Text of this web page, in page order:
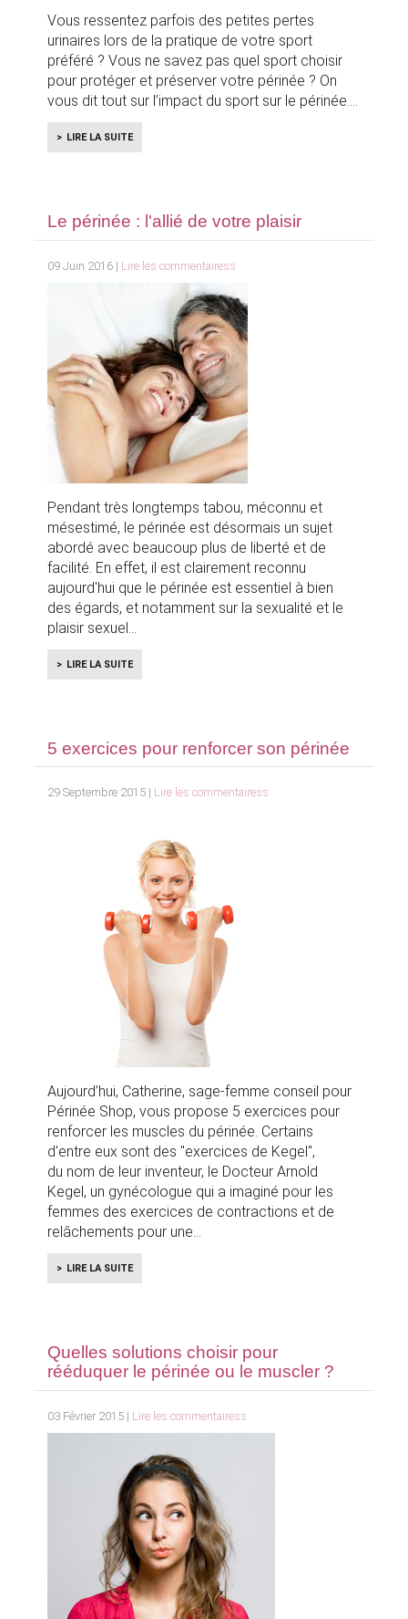
Vous ressentez parfois des petites pertes
urinaires lors de la pratique de votre sport
préféré ? Vous ne savez pas quel sport choisir
pour protéger et préserver votre périnée ? On
vous dit tout sur l’impact du sport sur le périnée.
LIRE LA SUITE
Le périnée : l'allié de votre plaisir
09 Juin 2016 | Lire les commentairess
Pendant très longtemps tabou, méconnu et
mésestimé, le périnée est désormais un sujet
abordé avec beaucoup plus de liberté et de
facilité. En effet, il est clairement reconnu
aujourd'hui que le périnée est essentiel à bien
des égards, et notamment sur la sexualité et le
plaisir sexuel
LIRE LA SUITE
5 exercices pour renforcer son périnée
29 Septembre 2015 | Lire les commentairess
Aujourd’hui, Catherine, sage-femme conseil pour
Périnée Shop, vous propose 5 exercices pour
renforcer les muscles du périnée. Certains
d'entre eux sont des "exercices de Kegel",
du nom de leur inventeur, le Docteur Arnold
Kegel, un gynécologue qui a imaginé pour les
femmes des exercices de contractions et de
relâchements pour une
LIRE LA SUITE
Quelles solutions choisir pour
rééduquer le périnée ou le muscler ?
03 Février 2015 | Lire les commentairess